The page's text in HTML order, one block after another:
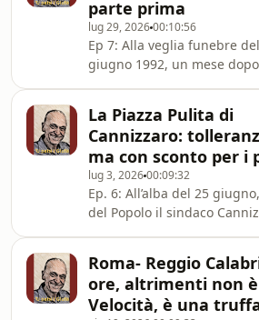
Politici locali e regionali
celebrato l’azione della
comunicati stampa, senza
proporre misure concrete
contrasto.Oltre al traffico
cosche reggine agiscono
parte prima
lug 29, 202600:10:56
Ep 7: Alla veglia funebre
giugno 1992, un mese dopo
Borsellino sottolineava la
rifiutare ogni tipo di
complicità/connivenza/
nella lotta alla mafia.
parole di Borsellino è un
capire qual è l’attuale
alla mafia a Reggio dopo
l&#39;operazione Epicentro
La Piazza Pulita di
Cannizzaro:
ma con sconto per i
lug 3, 202600:09:32
Ep. 6: All’alba del 25
del Popolo il sindaco
grandi e piccole discariche
urbani ed a sanzionare
chila sporca abbandonando
Roma- Reggio
ore, altrimenti non
Velocità, è una